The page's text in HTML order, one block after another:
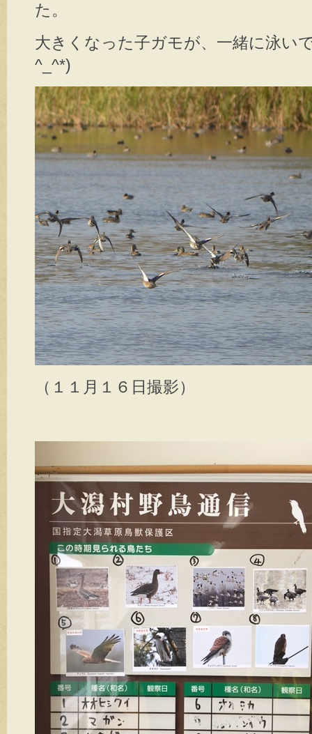
た。
大きくなった子ガモが、一緒に泳い
^_^*)
（１１月１６日撮影）